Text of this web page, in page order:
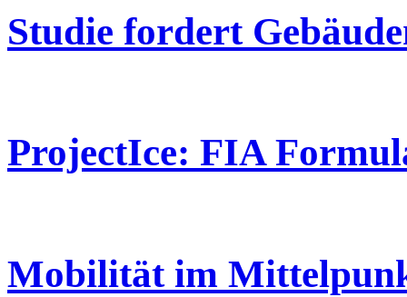
Studie fordert
ProjectIce: FIA
Mobilität im